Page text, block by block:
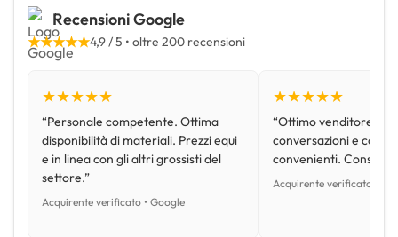
Recensioni Google
★★★★★4,9 / 5 • oltre 200 recensioni
★★★★★
“Personale competente. Ottima
disponibilità di materiali. Prezzi equi
e in linea con gli altri grossisti del
settore.”
Acquirente verificato • Google
★★★★★
“Ottimo venditore,
conversazioni e con
convenienti.
Acquirente verificato •